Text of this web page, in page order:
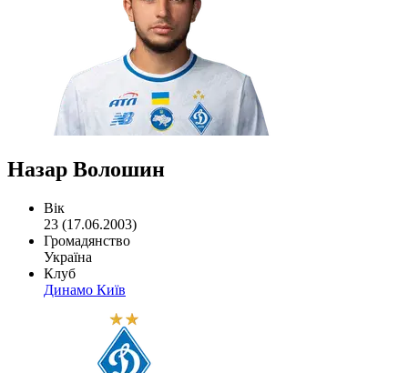
Назар Волошин
Вік
23 (17.06.2003)
Громадянство
Україна
Клуб
Динамо Київ